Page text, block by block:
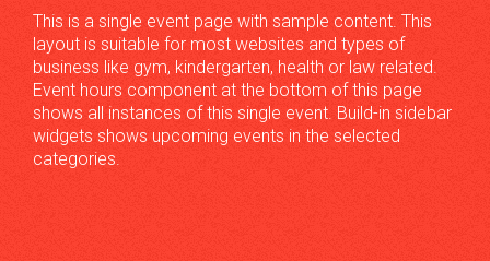
This is a single event page with sample content. This
layout is suitable for most websites and types of
business like gym, kindergarten, health or law related.
Event hours component at the bottom of this page
shows all instances of this single event. Build-in sidebar
widgets shows upcoming events in the selected
categories.